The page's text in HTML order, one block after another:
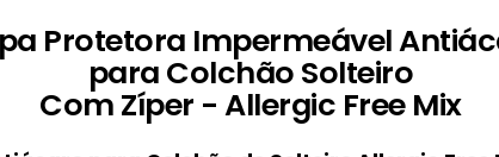
Protetora Impermeável
para Colchão Solteiro
Com Zíper - Allergic Free Mix